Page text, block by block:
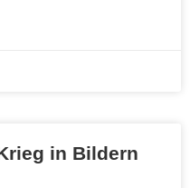
in Bildern